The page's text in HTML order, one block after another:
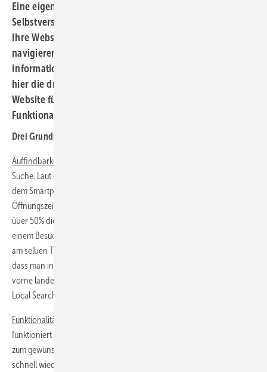
Eine eigene Firmen-Webseite ist heute eine
Selbstverständlichkeit. Aber findet ein potenzieller Kunde
Ihre Webseite auch? Kann er schnell und unkompliziert
navigieren und findet die für IHN wichtigsten
Informationen und Kontaktmöglichkeiten? Wir haben
hier die drei wichtigsten Faktoren für eine erfolgreiche
Website für Sie zusammengestellt. Auffindbarkeit,
Funktionalität und Relevanz.
Drei Grundregeln:
Auffindbarkeit
Suche. Laut einer Studie von Google* suchen über 80 Prozent auf
dem Smartphone, Tablet oder dem PC lokal nach der Adresse und
Öffnungszeiten zu bestimmten Geschäften. Die Studie stellt fest, dass
über 50% dieser Suchanfragen innerhalb von 24 Stunden direkt zu
einem Besuch vor Ort führen. Über 18% sogar zu einem lokalen Kauf
am selben Tag. Eine Website sollte also so angelegt und optimiert sein,
dass man in seiner Region in der Rangreihe der Suchergebnisse weit
vorne landen wird. *(Quelle: Google 2015: Understanding Consumers’
Local Search Behavior).
Funktionalität
funktioniert mobil nicht richtig und der Besucher kommt nicht schnell
zum gewünschten Ergebnis, dann ist der Besucher (Kunde) ganz
schnell wieder weg. Viele Unternehmen haben vor ein paar Jahren